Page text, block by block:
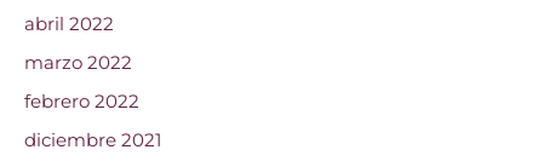
abril 2022
marzo 2022
febrero 2022
diciembre 2021